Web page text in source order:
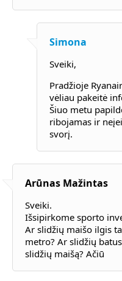
Simona
Sveiki,
Pradžioje
vėliau pakeitė
Šiuo metu
ribojamas ir
svorį.
Arūnas Mažintas
Sveiki.
Išsipirkome sporto
Ar slidžių maišo ilgis
metro? Ar slidžių
slidžių maišą? Ačiū